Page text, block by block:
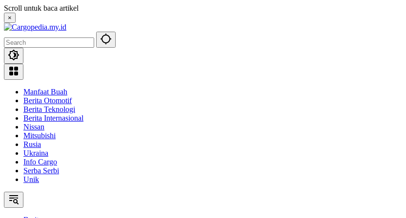
Skip
to
content
Scroll untuk baca artikel
×
Manfaat Buah
Berita Otomotif
Berita Teknologi
Berita Internasional
Nissan
Mitsubishi
Rusia
Ukraina
Info Cargo
Serba Serbi
Unik